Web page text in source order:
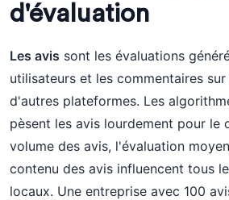
d'évaluation
Les avis sont les évaluations
utilisateurs et les commentaires
d'autres plateformes. Les
pèsent les avis lourdement pour le
volume des avis, l'évaluation
contenu des avis influencent tous
locaux. Une entreprise avec 100